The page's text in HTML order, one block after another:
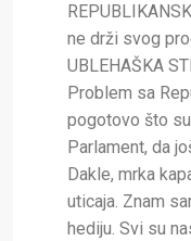
ne drži svog
UBLEHAŠKA
Problem sa
pogotovo što
Parlament, da
Dakle, mrka
uticaja. Znam
hediju. Svi su